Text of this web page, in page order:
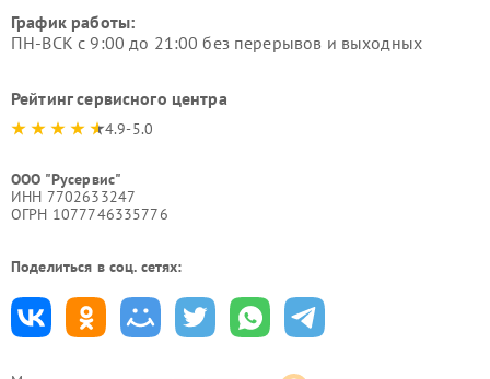
График работы:
ПН-ВСК с 9:00 до 21:00 без перерывов и выходных
Рейтинг сервисного центра
4.9-5.0
ООО "Русервис"
ИНН 7702633247
ОГРН 1077746335776
Поделиться в соц. сетях: